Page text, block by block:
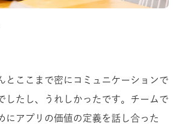
とここまで密にコミュニケーションで
したし、うれしかったです。チームで
にアプリの価値の定義を話し合った